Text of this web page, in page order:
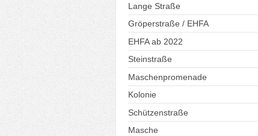
Lange Straße
Gröperstraße / EHFA
EHFA ab 2022
Steinstraße
Maschenpromenade
Kolonie
Schützenstraße
Masche